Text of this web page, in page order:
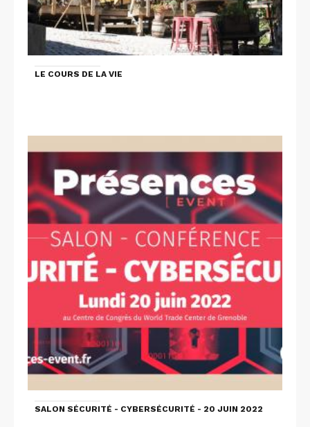
LE COURS DE LA VIE
SALON SÉCURITÉ - CYBERSÉCURITÉ - 20 JUIN 2022